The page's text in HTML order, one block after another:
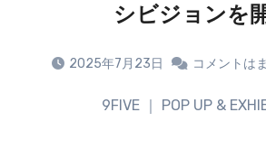
シビジョンを
2025年7月23日 コメントは
9FIVE ｜ POP UP &